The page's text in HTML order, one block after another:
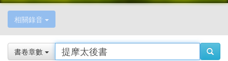
相關錄音
書卷章數